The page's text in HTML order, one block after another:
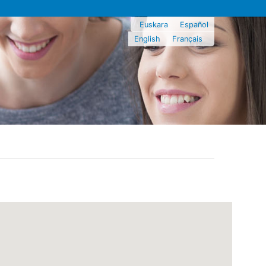
Euskara
Español
English
Français